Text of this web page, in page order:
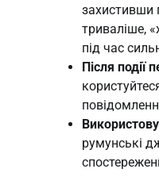
захистивши
триваліше,
під час
Після події
румунські